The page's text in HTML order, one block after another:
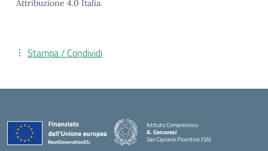
Attribuzione 4.0 Italia.
Stampa / Condividi
Istituto Comprensivo
A. Genovesi
San Cipriano Picentino (SA)
— Visita la pagina iniziale della scuola